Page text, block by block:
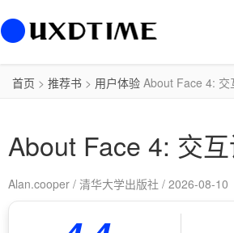
首页 > 推荐书 > 用户体验 About Face 4: 交
About Face 4: 交
Alan.cooper / 清华大学出版社 / 2026-08-10